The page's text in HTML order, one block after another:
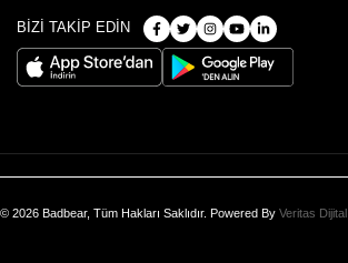
BİZİ TAKİP EDİN
© 2026 Badbear, Tüm Hakları Saklıdır. Powered By Veritas Dijital